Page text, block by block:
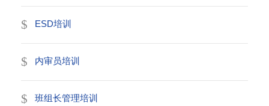
ESD培训
内审员培训
班组长管理培训